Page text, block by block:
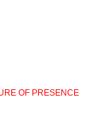
OF PRESENCE